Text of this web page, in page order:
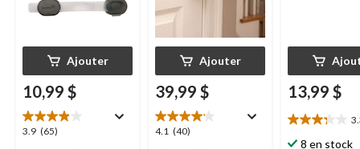
Ajouter
10,99 $
3.9 (65)
3.9
Ajouter
39,99 $
4.1 (40)
4.1
13,99 $
3.3
étoile(s)
8 en stock